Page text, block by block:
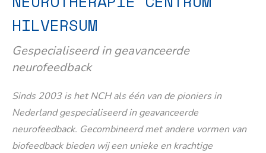
HILVERSUM
Gespecialiseerd in geavanceerde
neurofeedback
Sinds 2003 is het NCH als één van de pioniers in
Nederland gespecialiseerd in geavanceerde
neurofeedback. Gecombineerd met andere vormen van
biofeedback bieden wij een unieke en krachtige